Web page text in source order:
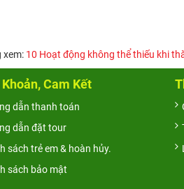
xem: 10 Hoạt động không thể thiếu khi
Cam Kết
dẫn thanh toán
dẫn đặt tour
sách trẻ em & hoàn hủy.
sách bảo mật